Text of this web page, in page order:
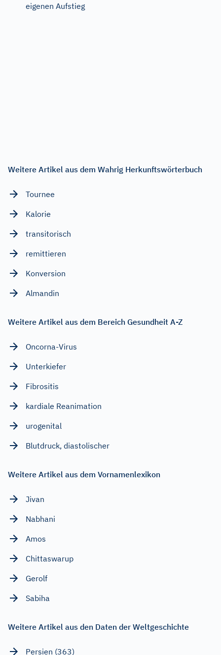
eigenen Aufstieg
Weitere Artikel aus dem Wahrig Herkunftswörterbuch
Tournee
Kalorie
transitorisch
remittieren
Konversion
Almandin
Weitere Artikel aus dem Bereich Gesundheit A-Z
Oncorna-Virus
Unterkiefer
Fibrositis
kardiale Reanimation
urogenital
Blutdruck, diastolischer
Weitere Artikel aus dem Vornamenlexikon
Jivan
Nabhani
Amos
Chittaswarup
Gerolf
Sabiha
Weitere Artikel aus den Daten der Weltgeschichte
Persien (363)